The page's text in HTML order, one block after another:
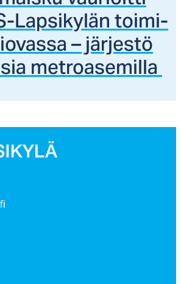
Lap­si­ky­län toi­mi­
– jär­jes­tö
met­roa­se­mil­la